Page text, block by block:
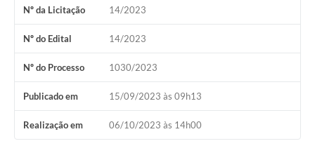
Relação de Medicamentos
Carta de Serviços
Relatório Ouvidoria 2021
Relatório Ouvidoria 2022
Relatório Ouvidoria 2024
Nº da Licitação 14/2023
Nº do Edital 14/2023
Nº do Processo 1030/2023
Publicado em 15/09/2023 às 09h13
Realização em 06/10/2023 às 14h00